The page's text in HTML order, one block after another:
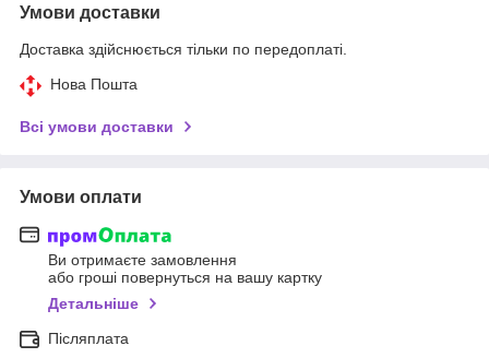
Умови доставки
Доставка здійснюється тільки по передоплаті.
Нова Пошта
Всі умови доставки
Умови оплати
Ви отримаєте замовлення
або гроші повернуться на вашу картку
Детальніше
Післяплата